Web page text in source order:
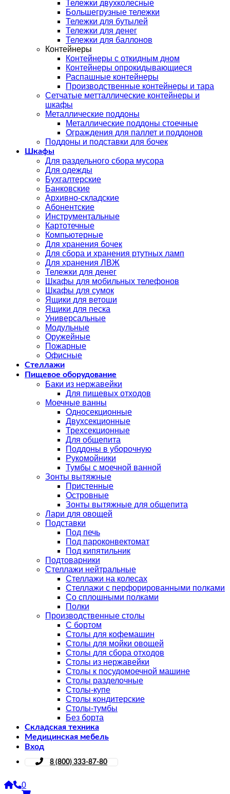
Тележки двухколесные
Большегрузные тележки
Тележки для бутылей
Тележки для денег
Тележки для баллонов
Контейнеры
Контейнеры с откидным дном
Контейнеры опрокидывающиеся
Распашные контейнеры
Производственные контейнеры и тара
Сетчатые метталлические контейнеры и
шкафы
Металлические поддоны
Металлические поддоны стоечные
Ограждения для паллет и поддонов
Поддоны и подставки для бочек
Шкафы
Для раздельного сбора мусора
Для одежды
Бухгалтерские
Банковские
Архивно-складские
Абонентские
Инструментальные
Картотечные
Компьютерные
Для хранения бочек
Для сбора и хранения ртутных ламп
Для хранения ЛВЖ
Тележки для денег
Шкафы для мобильных телефонов
Шкафы для сумок
Ящики для ветоши
Ящики для песка
Универсальные
Модульные
Оружейные
Пожарные
Офисные
Стеллажи
Пищевое оборудование
Баки из нержавейки
Для пищевых отходов
Моечные ванны
Односекционные
Двухсекционные
Трехсекционные
Для общепита
Поддоны в уборочную
Рукомойники
Тумбы с моечной ванной
Зонты вытяжные
Пристенные
Островные
Зонты вытяжные для общепита
Лари для овощей
Подставки
Под печь
Под пароконвектомат
Под кипятильник
Подтоварники
Стеллажи нейтральные
Стеллажи на колесах
Стеллажи с перфорированными полками
Со сплошными полками
Полки
Производственные столы
С бортом
Столы для кофемашин
Столы для мойки овощей
Столы для сбора отходов
Столы из нержавейки
Столы к посудомоечной машине
Столы разделочные
Столы-купе
Столы кондитерские
Столы-тумбы
Без борта
Складская техника
Медицинская мебель
Вход
8 (800) 333-87-80
0